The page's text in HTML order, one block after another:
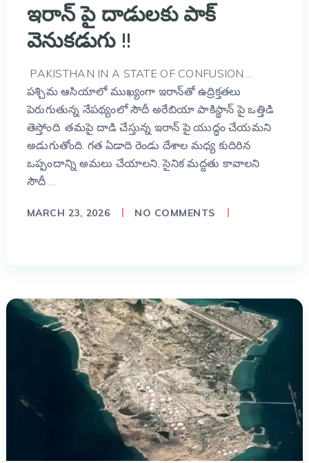
ఇరాన్ పై దాడులకు పాక్
వెనుకడుగు !!
PAKISTHAN IN A STATE OF CONFUSION…
పశ్చిమ ఆసియాలో ముఖ్యంగా ఇరాన్‌తో ఉద్రిక్తతలు
పెరుగుతున్న నేపథ్యంలో సౌదీ అరేబియా పాకిస్థాన్ పై ఒత్తిడి
తెస్తోంది. తమపై దాడి చేస్తున్న ఇరాన్ పై యుద్ధం చేయమని
అడుగుతోంది. గత ఏడాది రెండు దేశాల మధ్య కుదిరిన
ఒప్పందాన్ని అమలు చేయాలని, సైనిక మద్దతు కావాలని
సౌదీ …
MARCH 23, 2026 NO COMMENTS